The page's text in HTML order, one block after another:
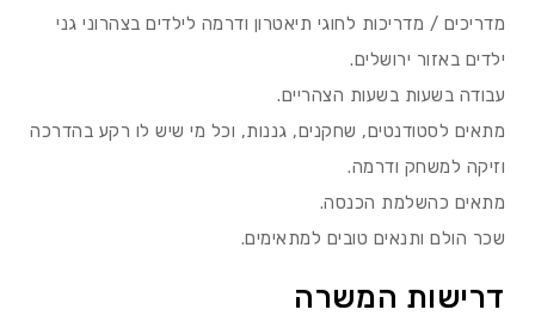
מדריכים / מדריכות לחוגי תיאטרון ודרמה לילדים בצהרוני גני
ילדים באזור ירושלים.
עבודה בשעות בשעות הצהריים.
מתאים לסטודנטים, שחקנים, גננות, וכל מי שיש לו רקע בהדרכה
וזיקה למשחק ודרמה.
מתאים כהשלמת הכנסה.
שכר הולם ותנאים טובים למתאימים.
דרישות המשרה